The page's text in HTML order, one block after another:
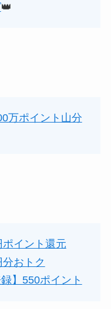
👑
万ポイント山分
ポイント還元
分おトク
】550ポイント